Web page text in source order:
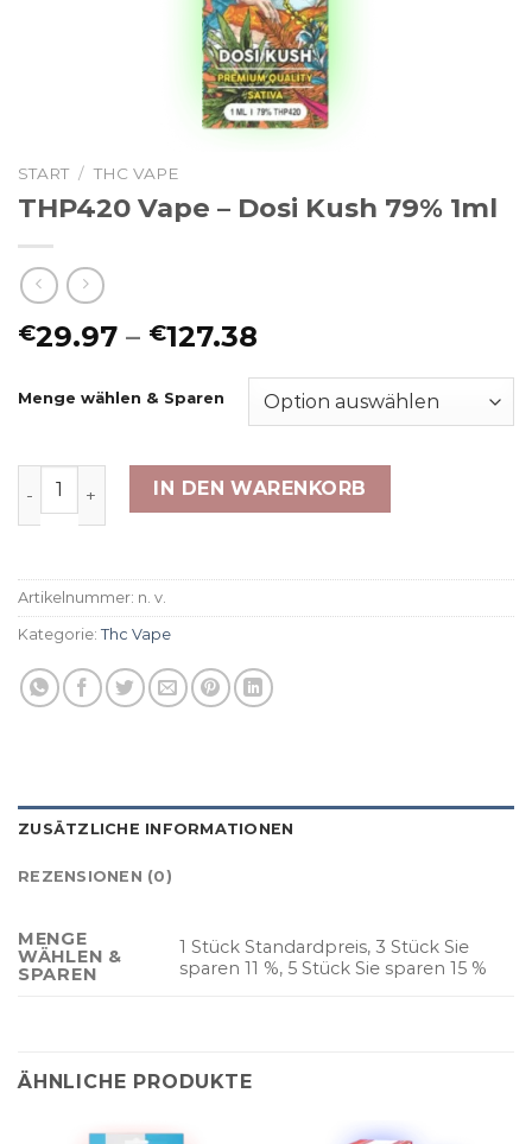
START / THC VAPE
THP420 Vape – Dosi Kush 79% 1ml
€29.97 – €127.38
bis
€127.38
Menge wählen & Sparen
THP420 Vape - Dosi Kush 79% 1ml Menge
IN DEN WARENKORB
Artikelnummer: n. v.
Kategorie: Thc Vape
ZUSÄTZLICHE INFORMATIONEN
REZENSIONEN (0)
MENGE
WÄHLEN &
SPAREN
1 Stück Standardpreis, 3 Stück Sie
sparen 11 %, 5 Stück Sie sparen 15 %
ÄHNLICHE PRODUKTE